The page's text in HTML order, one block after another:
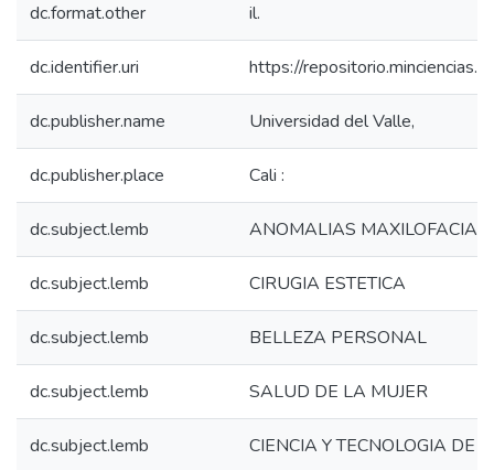
dc.format.other il.
dc.identifier.uri https://
dc.publisher.name Universidad del Valle,
dc.publisher.place Cali :
dc.subject.lemb ANOMALIAS
dc.subject.lemb CIRUGIA ESTETICA
dc.subject.lemb BELLEZA PERSONAL
dc.subject.lemb SALUD DE LA MUJER
dc.subject.lemb CIENCIA Y TECNOLOGIA DE